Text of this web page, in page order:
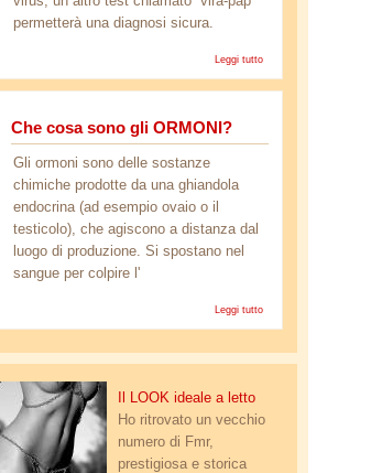
permetterà una diagnosi sicura.
Leggi tutto
contratto
Che cosa sono gli ORMONI?
Gli ormoni sono delle sostanze
chimiche prodotte da una ghiandola
endocrina (ad esempio ovaio o il
testicolo), che agiscono a distanza dal
luogo di produzione. Si spostano nel
sangue per colpire l'
Leggi tutto
jewels.jpg
Il LOOK ideale a letto
Ho ritrovato un vecchio
numero di Fmr,
prestigiosa e storica